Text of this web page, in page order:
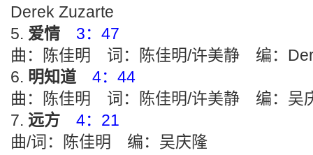
Derek Zuzarte
爱情
3：47
曲：陈佳明 词：陈佳明/许美静 编：
明知道
4：44
曲：陈佳明 词：陈佳明/许美静 编：吴
远方
4：21
曲/词：陈佳明 编：吴庆隆